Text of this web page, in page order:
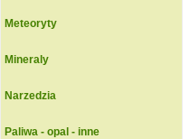
Meteoryty
Mineraly
Narzedzia
Paliwa - opal - inne